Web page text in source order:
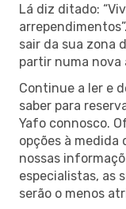
Lá diz ditado:
sair da sua zona
partir numa nova
Continue a ler e
saber para
Yafo connosco.
opções à medida
nossas
especialistas, as
serão o menos